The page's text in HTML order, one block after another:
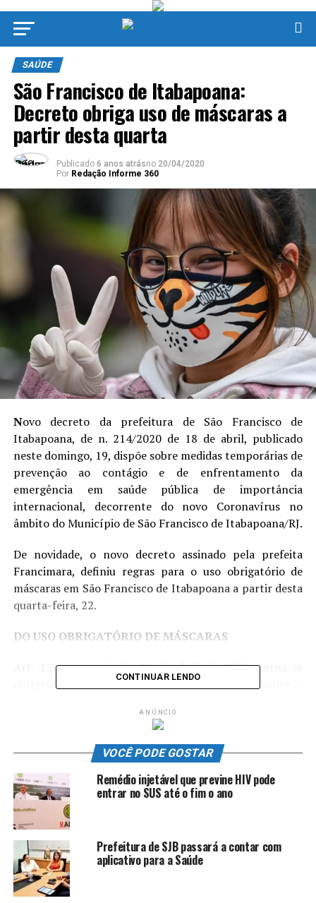
SAÚDE
São Francisco de Itabapoana:
Decreto obriga uso de máscaras a
partir desta quarta
Publicado 6 anos atrásno 20/04/2020
Por Redação Informe 360
Novo decreto da prefeitura de São Francisco de
Itabapoana, de n. 214/2020 de 18 de abril, publicado
neste domingo, 19, dispõe sobre medidas temporárias de
prevenção ao contágio e de enfrentamento da
emergência em saúde pública de importância
internacional, decorrente do novo Coronavírus no
âmbito do Município de São Francisco de Itabapoana/RJ.
De novidade, o novo decreto assinado pela prefeita
Francimara, definiu regras para o uso obrigatório de
máscaras em São Francisco de Itabapoana a partir desta
quarta-feira, 22.
DO USO OBRIGATÓRIO DE MÁSCARAS
Art. 13 – A partir de 22 de abril de 2020, torna-se
obrigatório o uso de máscaras ou cobertura sobre o
equipamentos de transporte público coletivo e
estabelecimentos comerciais, industriais e de serviços no
Município.
ANÚNCIO
CONTINUAR LENDO
ANÚNCIO
VOCÊ PODE GOSTAR
Remédio injetável que previne HIV pode
entrar no SUS até o fim o ano
Prefeitura de SJB passará a contar com
aplicativo para a Saúde